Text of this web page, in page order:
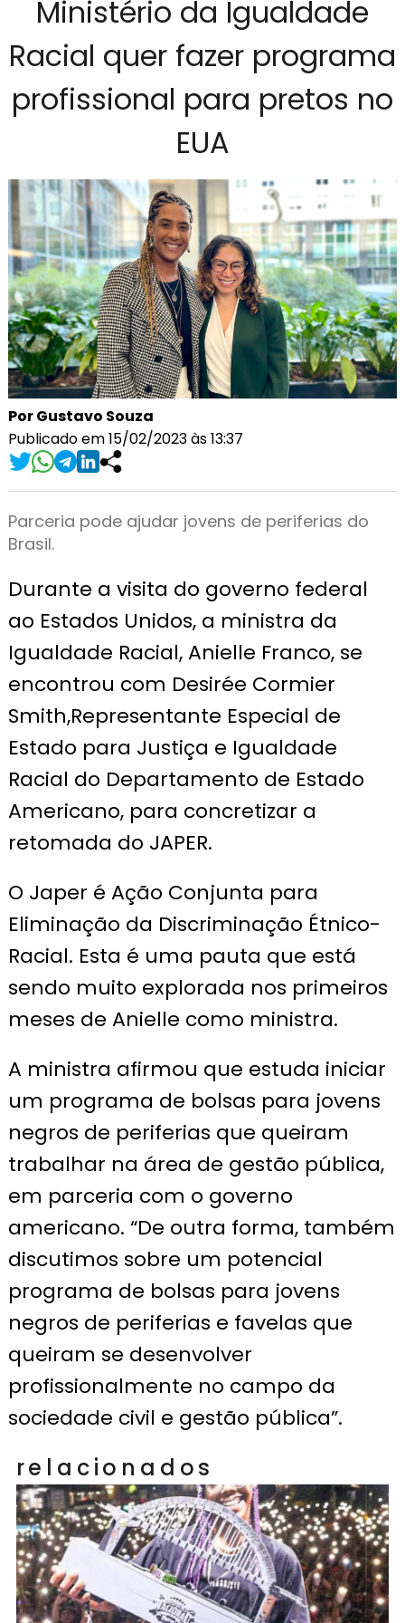
Ministério da Igualdade
Racial quer fazer programa
profissional para pretos no
EUA
Por Gustavo Souza
Publicado em 15/02/2023 às 13:37
Parceria pode ajudar jovens de periferias do
Brasil.
Durante a visita do governo federal
ao Estados Unidos, a ministra da
Igualdade Racial, Anielle Franco, se
encontrou com Desirée Cormier
Smith,Representante Especial de
Estado para Justiça e Igualdade
Racial do Departamento de Estado
Americano, para concretizar a
retomada do JAPER.
O Japer é Ação Conjunta para
Eliminação da Discriminação Étnico-
Racial. Esta é uma pauta que está
sendo muito explorada nos primeiros
meses de Anielle como ministra.
A ministra afirmou que estuda iniciar
um programa de bolsas para jovens
negros de periferias que queiram
trabalhar na área de gestão pública,
em parceria com o governo
americano. “De outra forma, também
discutimos sobre um potencial
programa de bolsas para jovens
negros de periferias e favelas que
queiram se desenvolver
profissionalmente no campo da
sociedade civil e gestão pública”.
relacionados